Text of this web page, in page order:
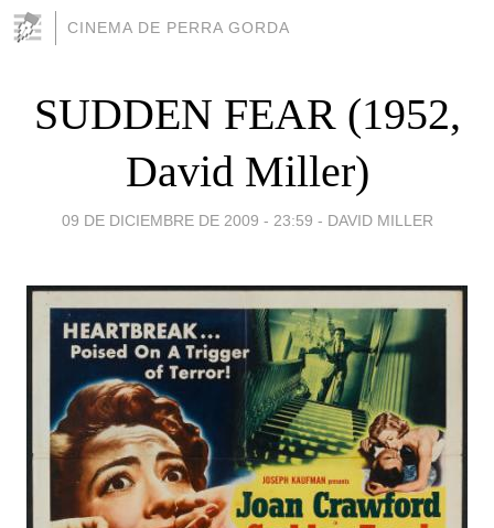
CINEMA DE PERRA GORDA
SUDDEN FEAR (1952,
David Miller)
09 DE DICIEMBRE DE 2009 - 23:59 - DAVID MILLER